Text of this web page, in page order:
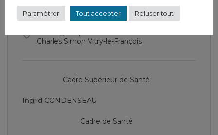
03 26 73 60 39
Charles Simon Vitry-le-François
Cadre Supérieur de Santé
Ingrid CONDENSEAU
Cadre de Santé
Paramétrer Tout accepter Refuser tout